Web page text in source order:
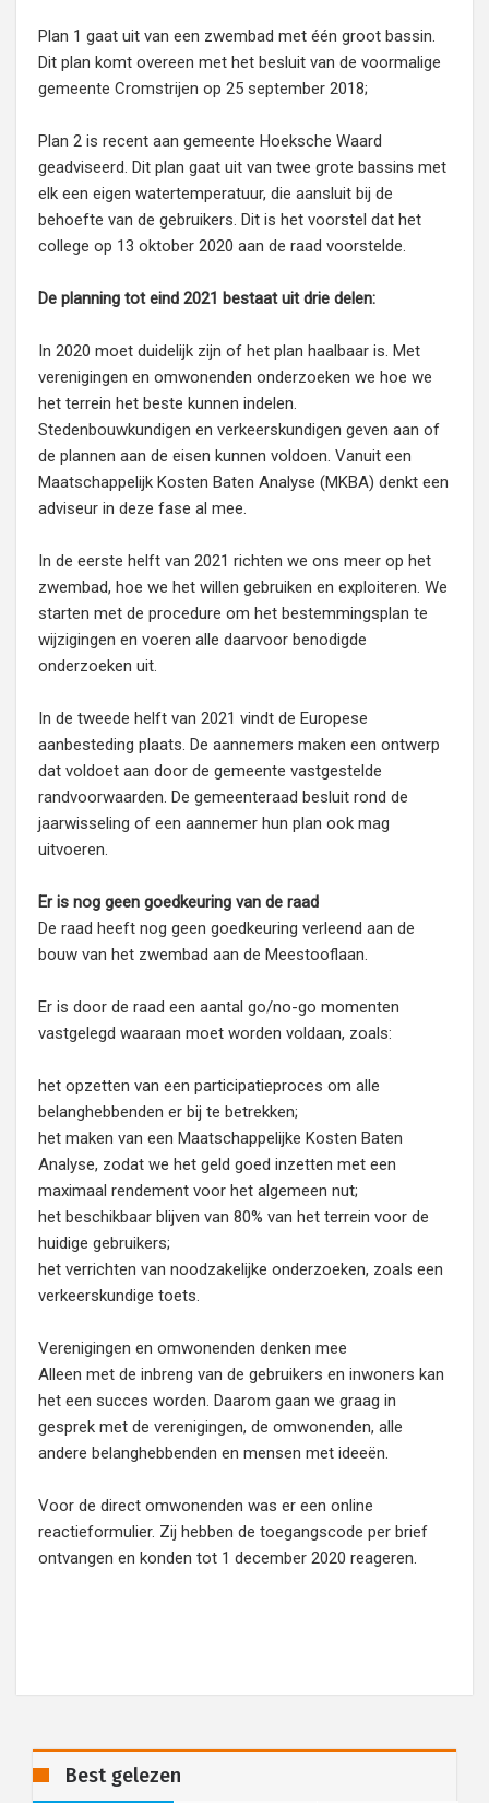
Plan 1 gaat uit van een zwembad met één groot bassin.
Dit plan komt overeen met het besluit van de voormalige
gemeente Cromstrijen op 25 september 2018;
Plan 2 is recent aan gemeente Hoeksche Waard
geadviseerd. Dit plan gaat uit van twee grote bassins met
elk een eigen watertemperatuur, die aansluit bij de
behoefte van de gebruikers. Dit is het voorstel dat het
college op 13 oktober 2020 aan de raad voorstelde.
De planning tot eind 2021 bestaat uit drie delen:
In 2020 moet duidelijk zijn of het plan haalbaar is. Met
verenigingen en omwonenden onderzoeken we hoe we
het terrein het beste kunnen indelen.
Stedenbouwkundigen en verkeerskundigen geven aan of
de plannen aan de eisen kunnen voldoen. Vanuit een
Maatschappelijk Kosten Baten Analyse (MKBA) denkt een
adviseur in deze fase al mee.
In de eerste helft van 2021 richten we ons meer op het
zwembad, hoe we het willen gebruiken en exploiteren. We
starten met de procedure om het bestemmingsplan te
wijzigingen en voeren alle daarvoor benodigde
onderzoeken uit.
In de tweede helft van 2021 vindt de Europese
aanbesteding plaats. De aannemers maken een ontwerp
dat voldoet aan door de gemeente vastgestelde
randvoorwaarden. De gemeenteraad besluit rond de
jaarwisseling of een aannemer hun plan ook mag
uitvoeren.
Er is nog geen goedkeuring van de raad
De raad heeft nog geen goedkeuring verleend aan de
bouw van het zwembad aan de Meestooflaan.
Er is door de raad een aantal go/no-go momenten
vastgelegd waaraan moet worden voldaan, zoals:
het opzetten van een participatieproces om alle
belanghebbenden er bij te betrekken;
het maken van een Maatschappelijke Kosten Baten
Analyse, zodat we het geld goed inzetten met een
maximaal rendement voor het algemeen nut;
het beschikbaar blijven van 80% van het terrein voor de
huidige gebruikers;
het verrichten van noodzakelijke onderzoeken, zoals een
verkeerskundige toets.
Verenigingen en omwonenden denken mee
Alleen met de inbreng van de gebruikers en inwoners kan
het een succes worden. Daarom gaan we graag in
gesprek met de verenigingen, de omwonenden, alle
andere belanghebbenden en mensen met ideeën.
Voor de direct omwonenden was er een online
reactieformulier. Zij hebben de toegangscode per brief
ontvangen en konden tot 1 december 2020 reageren.
Best gelezen